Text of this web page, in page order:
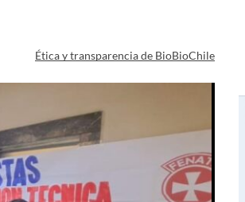
Ética y transparencia de BioBioChile